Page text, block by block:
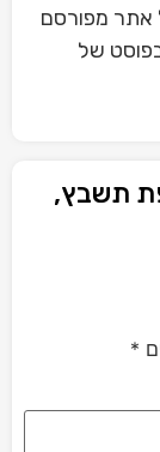
אתר מפורסם
של
תשבץ,
*